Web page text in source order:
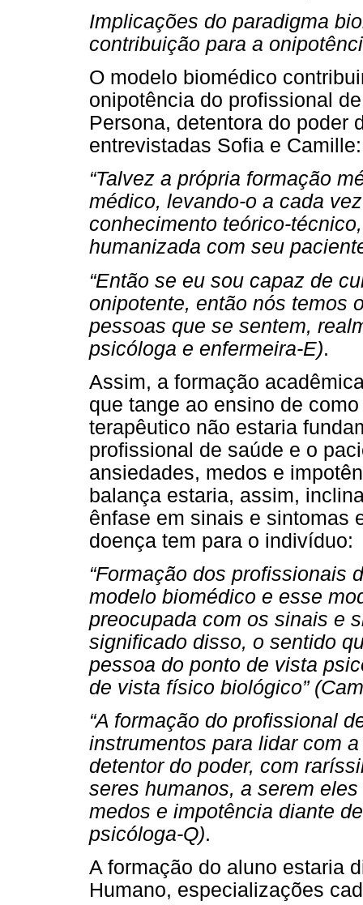
Implicações do paradigma
contribuição para a
O modelo biomédico
onipotência do profissional
Persona, detentora do poder
entrevistadas Sofia e Camille:
“Talvez a própria formação
médico, levando-o a cada
conhecimento teórico-
humanizada com seu
“Então se eu sou capaz de
onipotente, então nós temos
pessoas que se sentem,
psicóloga e enfermeira-E).
Assim, a formação
que tange ao ensino de
terapêutico não estaria
profissional de saúde e o
ansiedades, medos e
balança estaria, assim,
ênfase em sinais e sintomas
doença tem para o indivíduo:
“Formação dos profissionais
modelo biomédico e esse
preocupada com os sinais e
significado disso, o sentido
pessoa do ponto de vista
de vista físico biológico”
“A formação do profissional
instrumentos para lidar com
detentor do poder, com
seres humanos, a serem
medos e impotência diante
psicóloga-Q).
A formação do aluno estaria
Humano, especializações